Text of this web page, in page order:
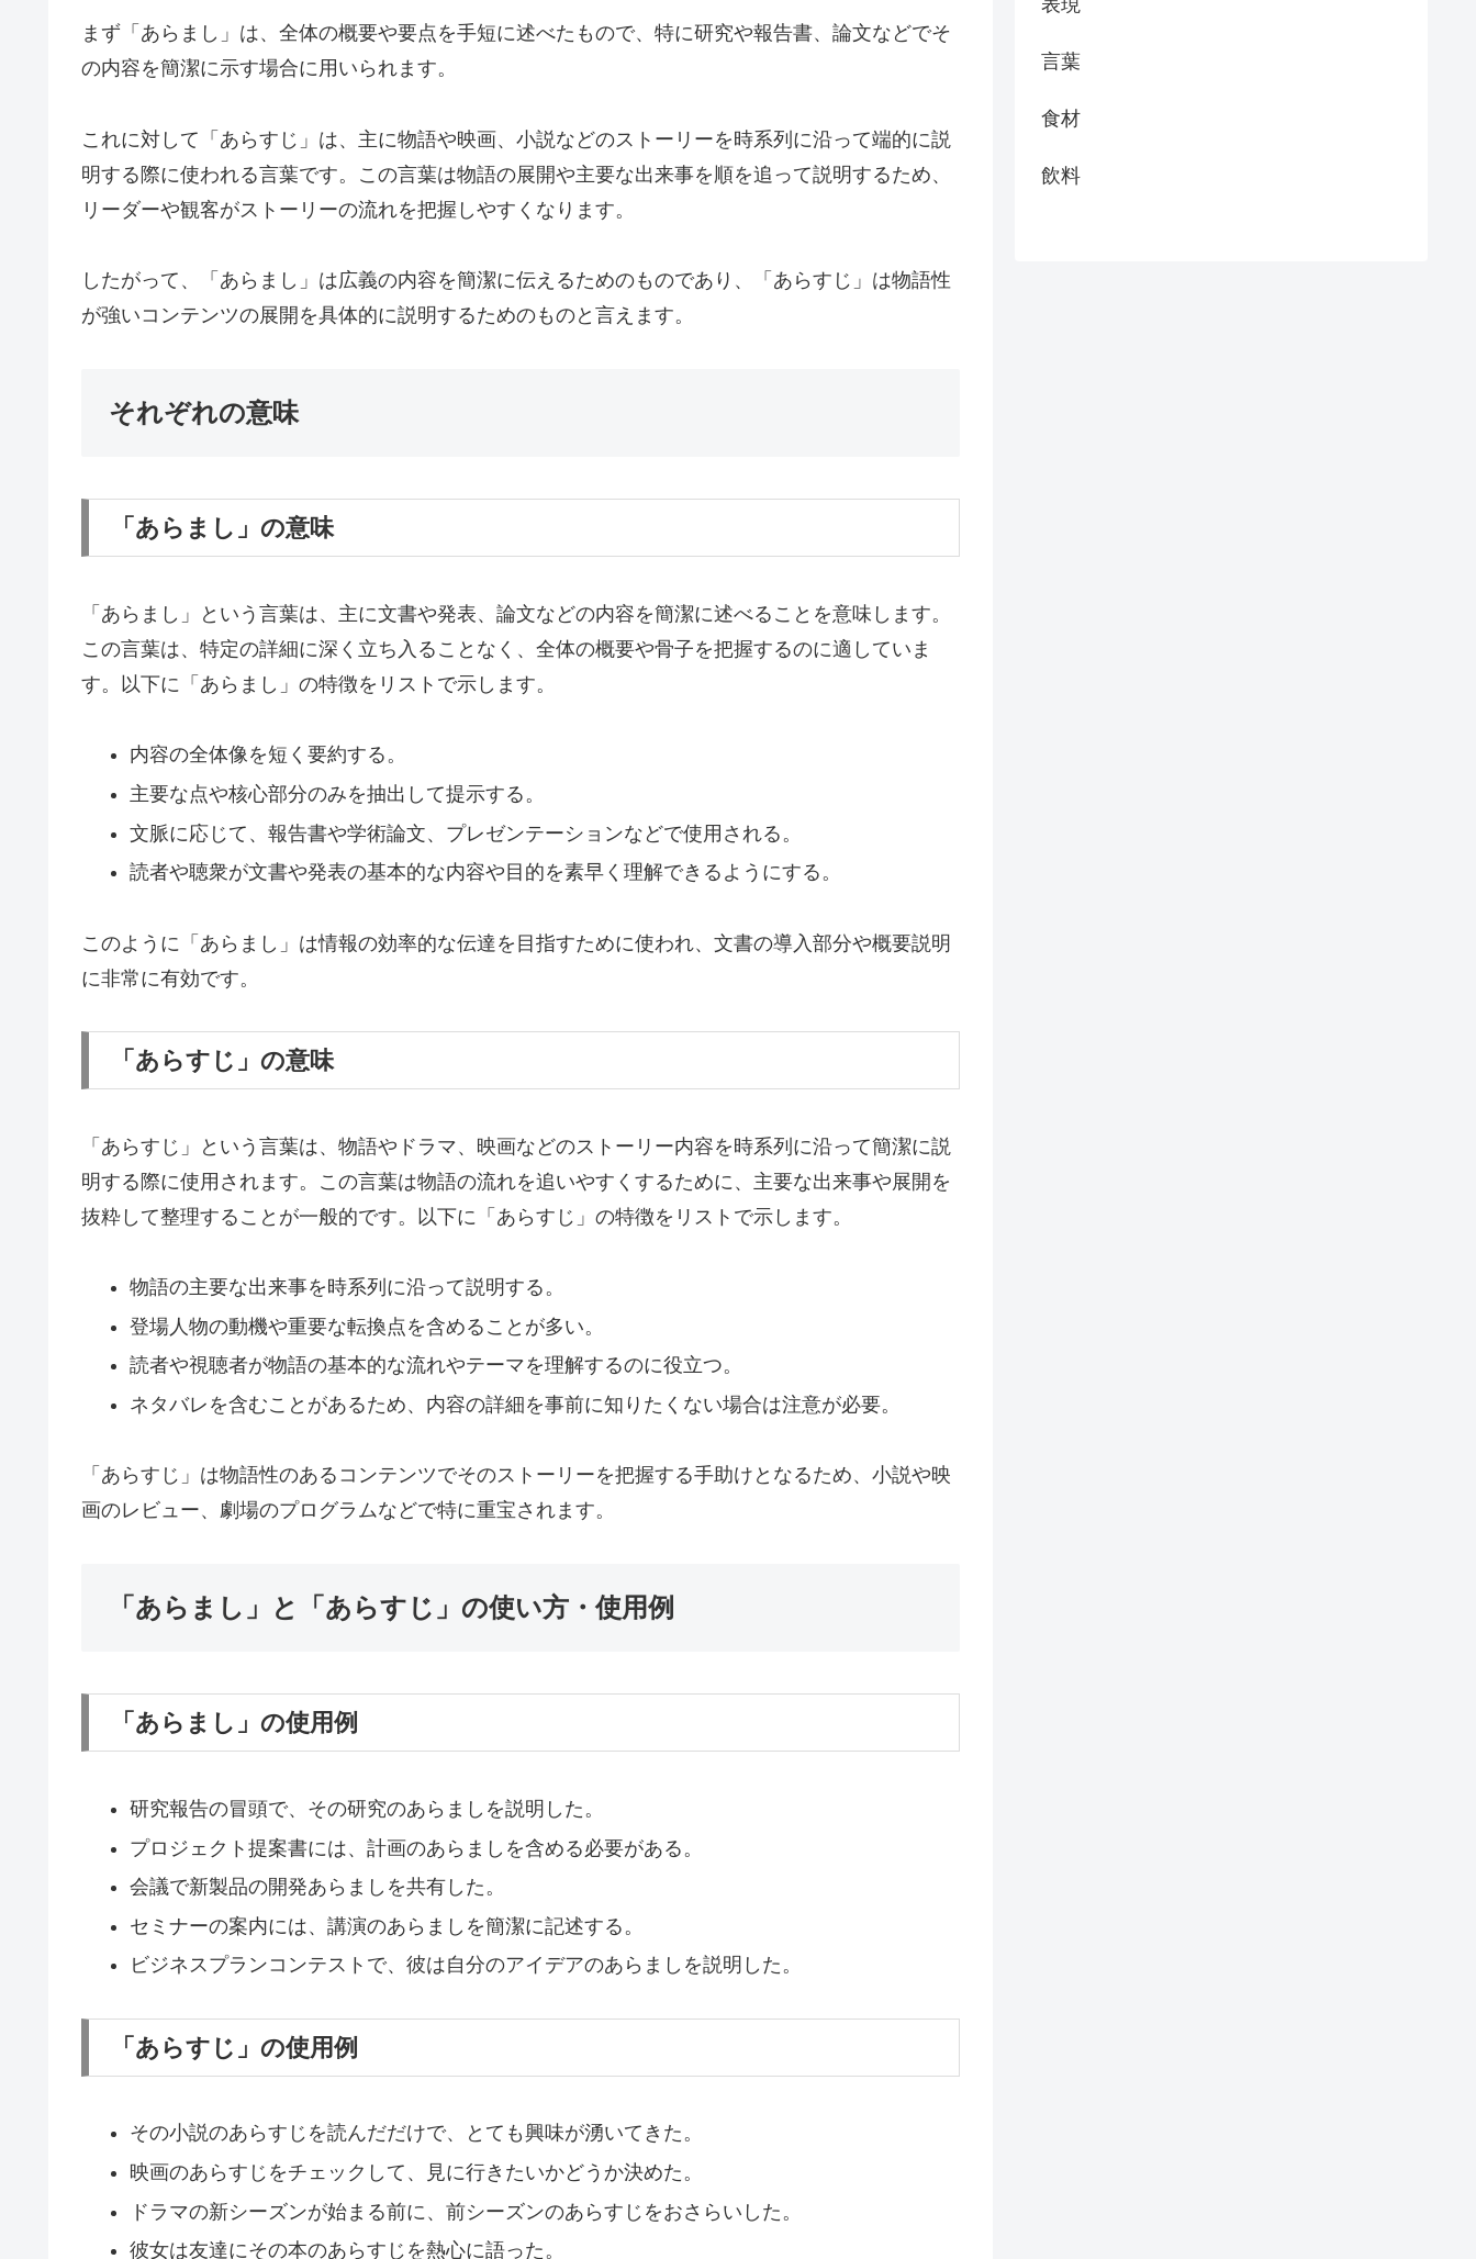
まず「あらまし」は、全体の概要や要点を手短に述べたもので、特に研究や報告書、論文などでそ
の内容を簡潔に示す場合に用いられます。
これに対して「あらすじ」は、主に物語や映画、小説などのストーリーを時系列に沿って端的に説
明する際に使われる言葉です。この言葉は物語の展開や主要な出来事を順を追って説明するため、
リーダーや観客がストーリーの流れを把握しやすくなります。
したがって、「あらまし」は広義の内容を簡潔に伝えるためのものであり、「あらすじ」は物語性
が強いコンテンツの展開を具体的に説明するためのものと言えます。
それぞれの意味
「あらまし」の意味
「あらまし」という言葉は、主に文書や発表、論文などの内容を簡潔に述べることを意味します。
この言葉は、特定の詳細に深く立ち入ることなく、全体の概要や骨子を把握するのに適していま
す。以下に「あらまし」の特徴をリストで示します。
内容の全体像を短く要約する。
主要な点や核心部分のみを抽出して提示する。
文脈に応じて、報告書や学術論文、プレゼンテーションなどで使用される。
読者や聴衆が文書や発表の基本的な内容や目的を素早く理解できるようにする。
このように「あらまし」は情報の効率的な伝達を目指すために使われ、文書の導入部分や概要説明
に非常に有効です。
「あらすじ」の意味
「あらすじ」という言葉は、物語やドラマ、映画などのストーリー内容を時系列に沿って簡潔に説
明する際に使用されます。この言葉は物語の流れを追いやすくするために、主要な出来事や展開を
抜粋して整理することが一般的です。以下に「あらすじ」の特徴をリストで示します。
物語の主要な出来事を時系列に沿って説明する。
登場人物の動機や重要な転換点を含めることが多い。
読者や視聴者が物語の基本的な流れやテーマを理解するのに役立つ。
ネタバレを含むことがあるため、内容の詳細を事前に知りたくない場合は注意が必要。
「あらすじ」は物語性のあるコンテンツでそのストーリーを把握する手助けとなるため、小説や映
画のレビュー、劇場のプログラムなどで特に重宝されます。
「あらまし」と「あらすじ」の使い方・使用例
「あらまし」の使用例
研究報告の冒頭で、その研究のあらましを説明した。
プロジェクト提案書には、計画のあらましを含める必要がある。
会議で新製品の開発あらましを共有した。
セミナーの案内には、講演のあらましを簡潔に記述する。
ビジネスプランコンテストで、彼は自分のアイデアのあらましを説明した。
「あらすじ」の使用例
その小説のあらすじを読んだだけで、とても興味が湧いてきた。
映画のあらすじをチェックして、見に行きたいかどうか決めた。
ドラマの新シーズンが始まる前に、前シーズンのあらすじをおさらいした。
彼女は友達にその本のあらすじを熱心に語った。
言葉
食材
飲料